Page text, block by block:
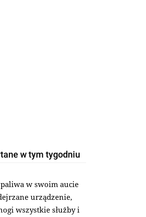
w tym tygodniu
w swoim aucie
urządzenie,
wszystkie służby i